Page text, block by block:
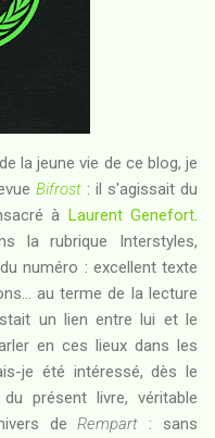
la jeune vie de ce blog, je
Bifrost: il s'agissait du
à Laurent Genefort
la rubrique Interstyles,
numéro : excellent texte
au terme de la lecture
un lien entre lui et le
en ces lieux dans les
je été intéressé, dès le
présent livre, véritable
deRempart : sans